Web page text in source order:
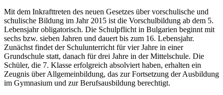
Mit dem Inkrafttreten des neuen Gesetzes über vorschulische und
schulische Bildung im Jahr 2015 ist die Vorschulbildung ab dem 5.
Lebensjahr obligatorisch. Die Schulpflicht in Bulgarien beginnt mit
sechs bzw. sieben Jahren und dauert bis zum 16. Lebensjahr.
Zunächst findet der Schulunterricht für vier Jahre in einer
Grundschule statt, danach für drei Jahre in der Mittelschule. Die
Schüler, die 7. Klasse erfolgreich absolviert haben, erhalten ein
Zeugnis über Allgemeinbildung, das zur Fortsetzung der Ausbildung
im Gymnasium und zur Berufsausbildung berechtigt.